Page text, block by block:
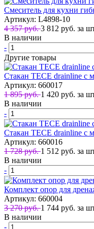
Смеситель для кухни
Артикул: L4898-10
4 357 руб.3 812 руб. за
В наличии
-
Другие товары
Стакан TECE drainline с
Артикул: 660017
1 895 руб.1 420 руб. за
В наличии
-
Стакан TECE drainline с
Артикул: 660016
1 728 руб.1 512 руб. за
В наличии
-
Комплект опор для
Артикул: 660004
3 270 руб.1 744 руб. за
В наличии
-